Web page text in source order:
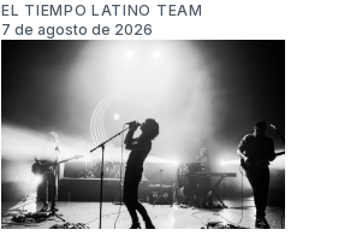
EL TIEMPO LATINO TEAM
7 de agosto de 2026